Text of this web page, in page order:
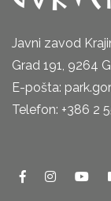
Javni zavod
Grad 191, 9264
E-pošta:
Telefon: +386 2